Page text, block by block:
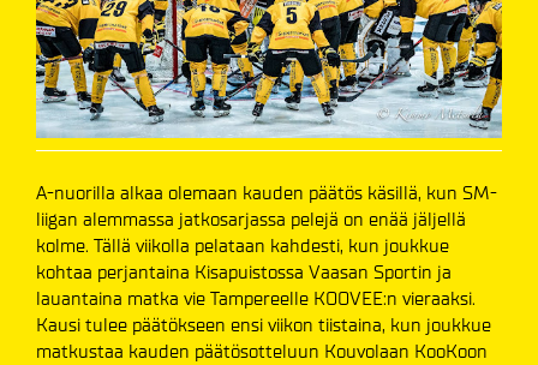
A-nuorilla alkaa olemaan kauden päätös käsillä, kun SM-
liigan alemmassa jatkosarjassa pelejä on enää jäljellä
kolme. Tällä viikolla pelataan kahdesti, kun joukkue
kohtaa perjantaina Kisapuistossa Vaasan Sportin ja
lauantaina matka vie Tampereelle KOOVEE:n vieraaksi.
Kausi tulee päätökseen ensi viikon tiistaina, kun joukkue
matkustaa kauden päätösotteluun Kouvolaan KooKoon